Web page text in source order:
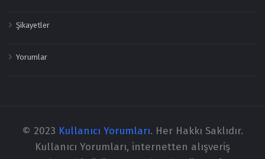
Şikayetler
Yorumlar
© 2023 Kullanıcı Yorumları. Her Hakkı Saklıdır.
Kullanıcı Yorumları, internetten alışveriş